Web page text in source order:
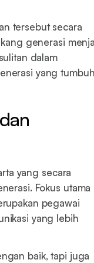
tersebut secara
generasi
dalam
yang
yang secara
Fokus utama
pegawai
yang lebih
baik, tapi juga